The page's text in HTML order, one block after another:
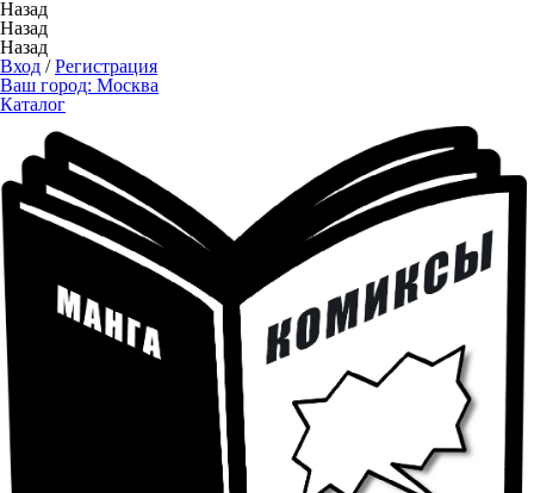
Назад
Назад
Назад
Вход /Регистрация
Ваш город: Москва
Каталог